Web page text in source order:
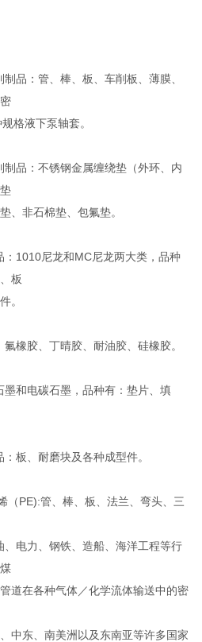
品：管、棒、板、车削板、薄膜、
格液下泵轴套。
品：不锈钢金属缠绕垫（外环、内
、非石棉垫、包氟垫。
1010尼龙和MC尼龙两大类，品种
板
。
橡胶、丁晴胶、耐油胶、硅橡胶。
和电碳石墨，品种有：垫片、填
板、耐磨块及各种成型件。
PE):管、棒、板、法兰、弯头、三
电力、钢铁、造船、海洋工程等行
道在各种气体／化学流体输送中的密
中东、南美洲以及东南亚等许多国家